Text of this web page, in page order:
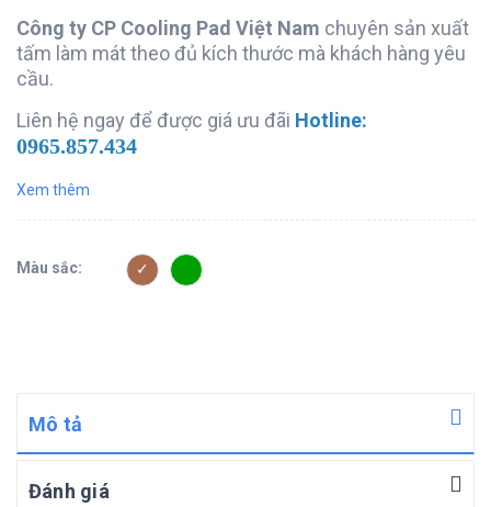
Công ty CP Cooling Pad Việt Nam chuyên sản xuất
tấm làm mát theo đủ kích thước mà khách hàng yêu
cầu.
Liên hệ ngay để được giá ưu đãi Hotline:
0965.857.434
Xem thêm
Màu sắc:
Mô tả
Đánh giá